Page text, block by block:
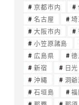
京都市内
名古屋
大阪市内
小笠原諸島
広島県
新宿
日光
沖縄
洞
石垣島